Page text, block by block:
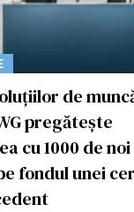
de
pregătește
cu 1000 de
fondul unei